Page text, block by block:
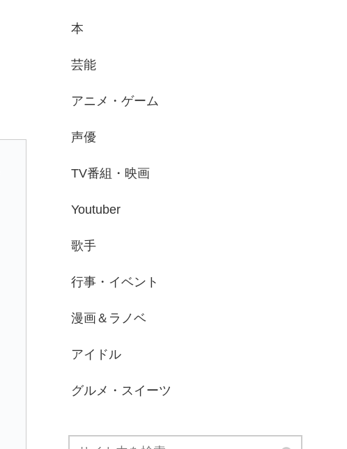
本
芸能
アニメ・ゲーム
声優
TV番組・映画
Youtuber
歌手
行事・イベント
漫画＆ラノベ
アイドル
グルメ・スイーツ